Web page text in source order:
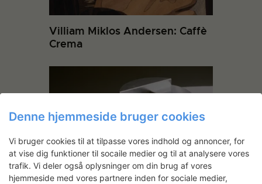
Villiam Miklos Andersen: Caffè
Crema
Jonas Trampedach: Rivet
Denne hjemmeside bruger cookies
Vi bruger cookies til at tilpasse vores indhold og annoncer, for
at vise dig funktioner til socaile medier og til at analysere vores
trafik. Vi deler også oplysninger om din brug af vores
hjemmeside med vores partnere inden for sociale medier,